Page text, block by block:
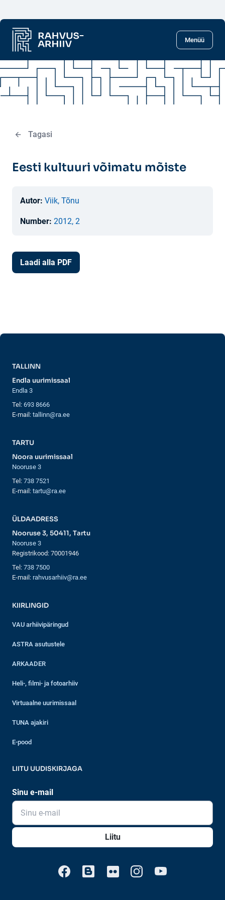
Menüü
Tagasi
Eesti kultuuri võimatu mõiste
Autor: Viik, Tõnu
Number: 2012, 2
Laadi alla PDF
TALLINN
Endla uurimissaal
Endla 3
Tel: 693 8666
E-mail: tallinn@ra.ee
TARTU
Noora uurimissaal
Nooruse 3
Tel: 738 7521
E-mail: tartu@ra.ee
ÜLDAADRESS
Nooruse 3, 50411, Tartu
Nooruse 3
Registrikood: 70001946
Tel: 738 7500
E-mail: rahvusarhiiv@ra.ee
KIIRLINGID
VAU arhiivipäringud
ASTRA asutustele
ARKAADER
Heli-, filmi- ja fotoarhiiv
Virtuaalne uurimissaal
TUNA ajakiri
E-pood
LIITU UUDISKIRJAGA
Sinu e-mail
Liitu